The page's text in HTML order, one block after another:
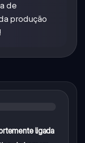
de
produção
ligada